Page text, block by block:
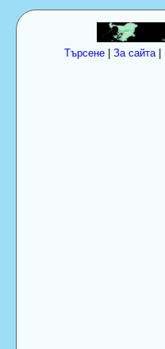
Търсене| За сайта|